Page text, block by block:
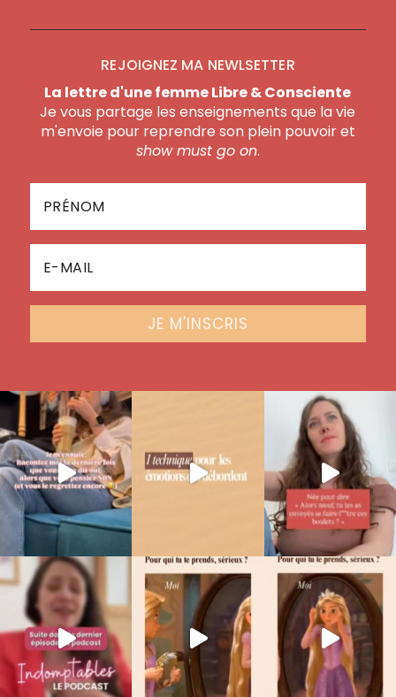
REJOIGNEZ MA NEWLSETTER
La lettre d'une femme Libre & Consciente
Je vous partage les enseignements que la vie
m'envoie pour reprendre son plein pouvoir et
show must go on.
JE M'INSCRIS